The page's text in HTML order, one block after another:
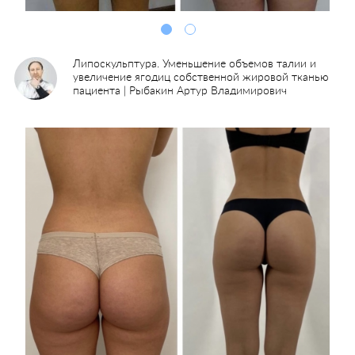
Липоскульптура. Уменьшение объемов талии и
увеличение ягодиц собственной жировой тканью
пациента | Рыбакин Артур Владимирович